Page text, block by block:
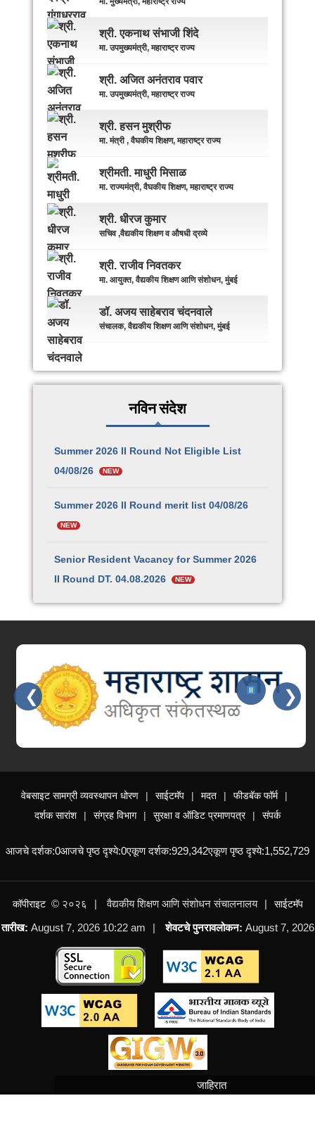
जाहिरात
श्री. एकनाथ संभाजी शिंदे
मा. उपमुख्यमंत्री, महाराष्ट्र राज्य
श्री. अजित अनंतराव पवार
मा. उपमुख्यमंत्री, महाराष्ट्र राज्य
श्री. हसन मुश्रीफ
मा. मंत्री , वैघकीय शिक्षण, महाराष्ट्र राज्य
श्रीमती. माधुरी मिसाळ
मा. राज्यमंत्री, वैघकीय शिक्षण, महाराष्ट्र राज्य
श्री. धीरज कुमार
सचिव ,वैद्यकीय शिक्षण व औषधी द्रव्ये
श्री. राजीव निवतकर
मा. आयुक्त, वैद्यकीय शिक्षण आणि संशोधन, मुंबई
डॉ. अजय साहेबराव चंदनवाले
संचालक, वैद्यकीय शिक्षण आणि संशोधन, मुंबई
नविन संदेश
04/08/26
II Round DT. 04.08.2026
रुग्णालय, सातारा येथील प्राध्यापक, सहयोगी प्राध्यापक,
वाहन चालक चाचणी सूचना व यादी – प्रादेशिक कार्यालय
मुंबई
NEW
वाहन चालक चाचणी सूचना व यादी – प्रादेशिक कार्यालय
प्रयोगशाळा सहाय्यक (वर्ग-३) पदावरील कर्मचाऱ्यांची दि.
०१.०१.२०२६ रोजीची राज्यनिहाय अंतिम सेवाज्येष्ठता सूची
Summer 2026 II Round Not Eligible List
04/08/26
NEW
❮ ❯
वेबसाइट सामग्री व्यवस्थापन धोरण साईटमॅप मदत
फीडबॅक फॉर्म
दर्शक सारांश
संग्रह विभाग सुरक्षा व ऑडिट प्रमाणपत्र संपर्क
आजचे दर्शक:0आजचे पृष्ठ दृश्ये:0एकूण दर्शक:929,342एकूण पृष्ठ दृश्ये:1,552,729
कॉपीराइट© २०२६ वैद्यकीय शिक्षण आणि संशोधन संचालनालय साईटमॅप
तारीख: August 7, 2026 10:22 am शेवटचे पुनरावलोकन: August 7, 2026